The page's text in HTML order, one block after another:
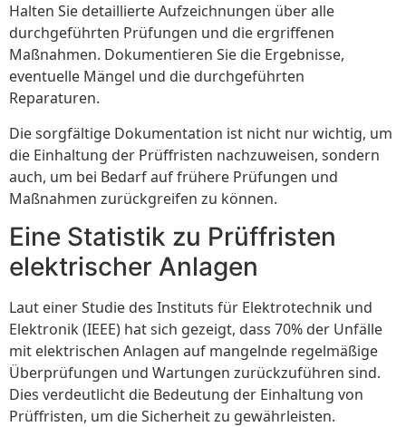
Halten Sie detaillierte Aufzeichnungen über alle
durchgeführten Prüfungen und die ergriffenen
Maßnahmen. Dokumentieren Sie die Ergebnisse,
eventuelle Mängel und die durchgeführten
Reparaturen.
Die sorgfältige Dokumentation ist nicht nur wichtig, um
die Einhaltung der Prüffristen nachzuweisen, sondern
auch, um bei Bedarf auf frühere Prüfungen und
Maßnahmen zurückgreifen zu können.
Eine Statistik zu Prüffristen
elektrischer Anlagen
Laut einer Studie des Instituts für Elektrotechnik und
Elektronik (IEEE) hat sich gezeigt, dass 70% der Unfälle
mit elektrischen Anlagen auf mangelnde regelmäßige
Überprüfungen und Wartungen zurückzuführen sind.
Dies verdeutlicht die Bedeutung der Einhaltung von
Prüffristen, um die Sicherheit zu gewährleisten.